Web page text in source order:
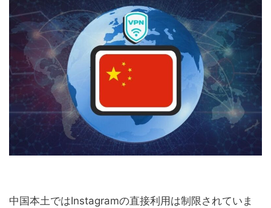
中国本土ではInstagramの直接利用は制限されていま